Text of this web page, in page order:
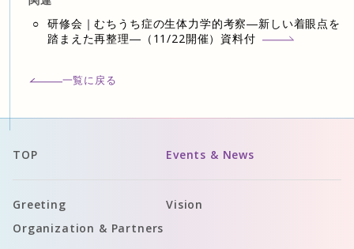
研修会｜むちうち症の生体力学的考察―新しい着眼点を
踏まえた再整理―（11/22開催）資料付
一覧に戻る
TOP Events & News
Greeting
Vision
Organization & Partners